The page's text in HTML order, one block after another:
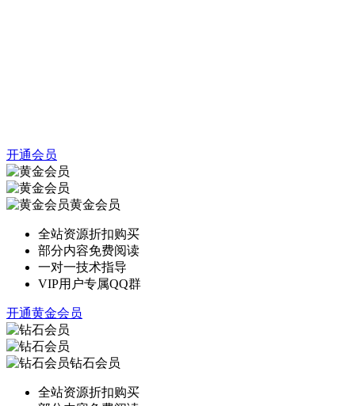
开通会员
黄金会员
全站资源折扣购买
部分内容免费阅读
一对一技术指导
VIP用户专属QQ群
开通黄金会员
钻石会员
全站资源折扣购买